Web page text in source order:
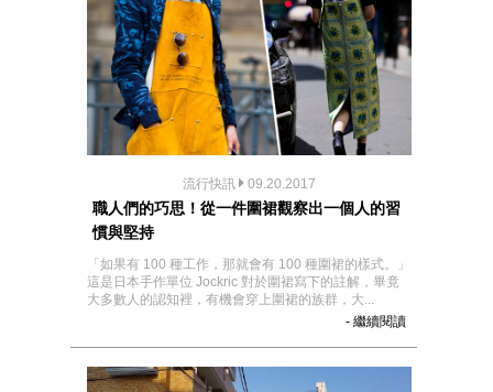
流行快訊 09.20.2017
職人們的巧思！從一件圍裙觀察出一個人的習
慣與堅持
「如果有 100 種工作，那就會有 100 種圍裙的樣式。」
這是日本手作單位 Jockric 對於圍裙寫下的註解，畢竟
大多數人的認知裡，有機會穿上圍裙的族群，大...
- 繼續閱讀